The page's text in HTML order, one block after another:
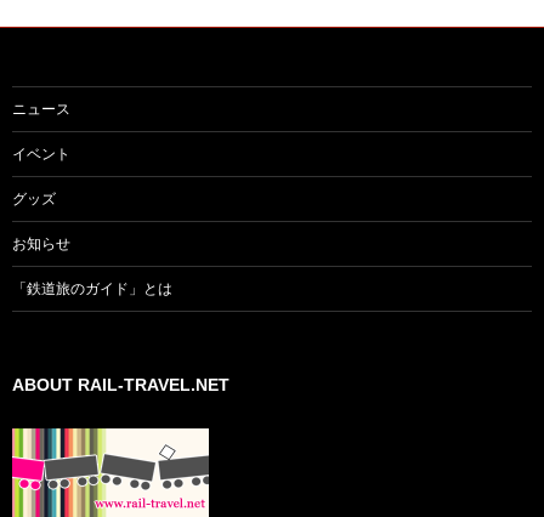
ニュース
イベント
グッズ
お知らせ
「鉄道旅のガイド」とは
ABOUT RAIL-TRAVEL.NET